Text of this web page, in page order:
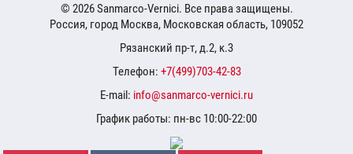
© 2026 Sanmarco-Vernici. Все права защищены.
Россия, город Москва, Московская область, 109052
Рязанский пр-т, д.2, к.3
Телефон: +7(499)703-42-83
E-mail: info@sanmarco-vernici.ru
График работы: пн-вс 10:00-22:00